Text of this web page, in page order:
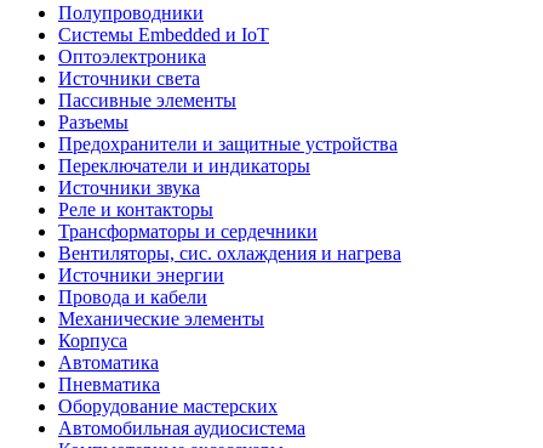
Полупроводники
Системы Embedded и IoT
Oптоэлектроника
Источники света
Пассивные элементы
Разъeмы
Предохранители и защитные устройства
Переключатели и индикаторы
Источники звука
Реле и контакторы
Трансформаторы и сердечники
Вентиляторы, сис. охлаждения и нагрева
Источники энергии
Провода и кабели
Механические элементы
Корпуса
Автоматика
Пневматика
Оборудование мастерских
Автомобильная аудиосистема